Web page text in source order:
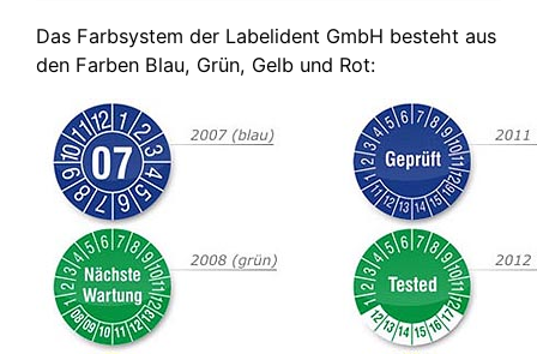
Das Farbsystem der Labelident GmbH besteht aus
den Farben Blau, Grün, Gelb und Rot: